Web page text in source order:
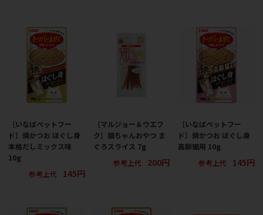
［いなばペットフー
ド］焼かつお ほぐし身
本格だしミックス味
10g
参考上代
145円
［マルジョー＆ウエフ
ク］猫ちゃんおやつ ま
ぐろスライス 7g
参考上代
200円
［いなばペットフー
ド］焼かつお ほぐし身
高齢猫用 10g
参考上代
145円